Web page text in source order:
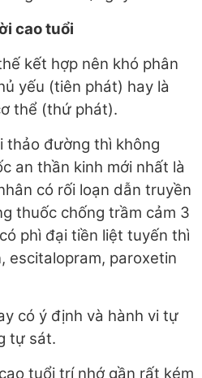
cao tuổi
kết hợp nên khó phân
yếu (tiên phát) hay là
thể (thứ phát).
thảo đường thì không
an thần kinh mới nhất là
có rối loạn dẫn truyền
thuốc chống trầm cảm 3
phì đại tiền liệt tuyến thì
escitalopram, paroxetin
có ý định và hành vi tự
tự sát.
tuổi trí nhớ gần rất kém